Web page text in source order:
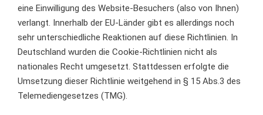
eine Einwilligung des Website-Besuchers (also von Ihnen)
verlangt. Innerhalb der EU-Länder gibt es allerdings noch
sehr unterschiedliche Reaktionen auf diese Richtlinien. In
Deutschland wurden die Cookie-Richtlinien nicht als
nationales Recht umgesetzt. Stattdessen erfolgte die
Umsetzung dieser Richtlinie weitgehend in § 15 Abs.3 des
Telemediengesetzes (TMG).